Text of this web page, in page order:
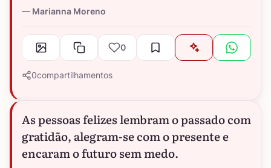
Marianna Moreno
0
0compartilhamentos
As pessoas felizes lembram o passado com
gratidão, alegram-se com o presente e
encaram o futuro sem medo.